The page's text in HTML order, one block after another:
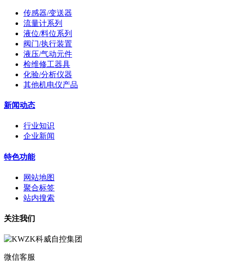
传感器/变送器
流量计系列
液位/料位系列
阀门/执行装置
液压/气动元件
检维修工器具
化验/分析仪器
其他机电仪产品
新闻动态
行业知识
企业新闻
特色功能
网站地图
聚合标签
站内搜索
关注我们
微信客服